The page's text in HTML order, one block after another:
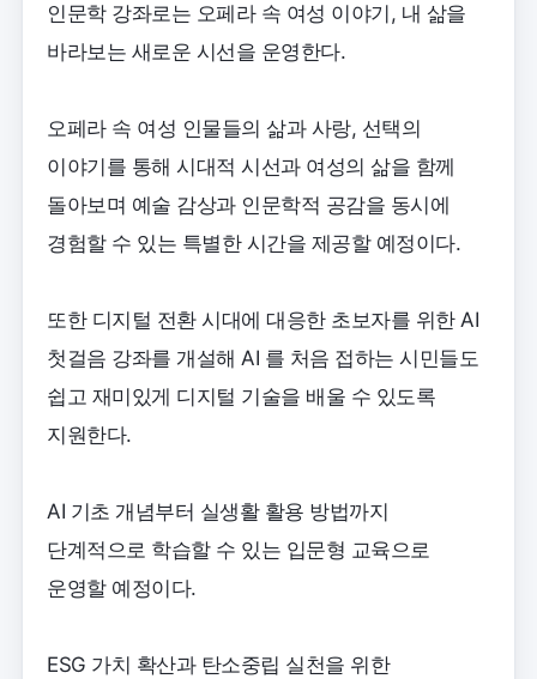
인문학 강좌로는 오페라 속 여성 이야기, 내 삶을
바라보는 새로운 시선을 운영한다.
오페라 속 여성 인물들의 삶과 사랑, 선택의
이야기를 통해 시대적 시선과 여성의 삶을 함께
돌아보며 예술 감상과 인문학적 공감을 동시에
경험할 수 있는 특별한 시간을 제공할 예정이다.
또한 디지털 전환 시대에 대응한 초보자를 위한 AI
첫걸음 강좌를 개설해 AI 를 처음 접하는 시민들도
쉽고 재미있게 디지털 기술을 배울 수 있도록
지원한다.
AI 기초 개념부터 실생활 활용 방법까지
단계적으로 학습할 수 있는 입문형 교육으로
운영할 예정이다.
ESG 가치 확산과 탄소중립 실천을 위한